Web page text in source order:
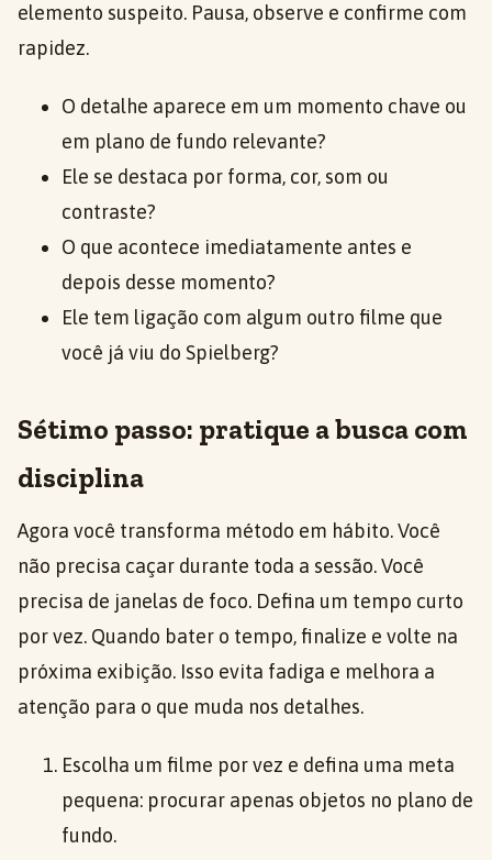
elemento suspeito. Pausa, observe e confirme com
rapidez.
O detalhe aparece em um momento chave ou
em plano de fundo relevante?
Ele se destaca por forma, cor, som ou
contraste?
O que acontece imediatamente antes e
depois desse momento?
Ele tem ligação com algum outro filme que
você já viu do Spielberg?
Sétimo passo: pratique a busca com
disciplina
Agora você transforma método em hábito. Você
não precisa caçar durante toda a sessão. Você
precisa de janelas de foco. Defina um tempo curto
por vez. Quando bater o tempo, finalize e volte na
próxima exibição. Isso evita fadiga e melhora a
atenção para o que muda nos detalhes.
Escolha um filme por vez e defina uma meta
pequena: procurar apenas objetos no plano de
fundo.